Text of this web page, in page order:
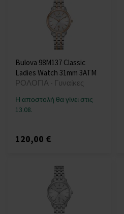
Bulova 98M137 Classic
Ladies Watch 31mm 3ATM
ΡΟΛΟΓΙΑ - Γυναίκες
Η αποστολή θα γίνει στις
13.08.
120,00 €